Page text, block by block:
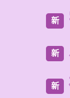
新
新
新